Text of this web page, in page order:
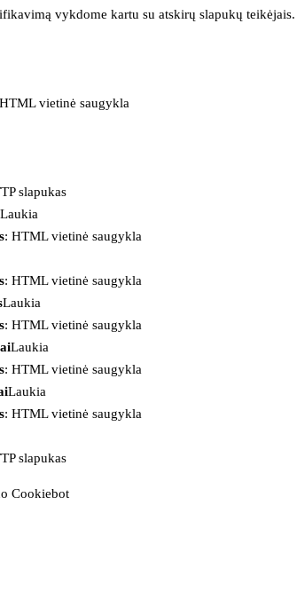
vykdome kartu su atskirų slapukų teikėjais.
vietinė saugykla
slapukas
Laukia
: HTML vietinė saugykla
: HTML vietinė saugykla
Laukia
: HTML vietinė saugykla
Laukia
: HTML vietinė saugykla
Laukia
: HTML vietinė saugykla
slapukas
Cookiebot